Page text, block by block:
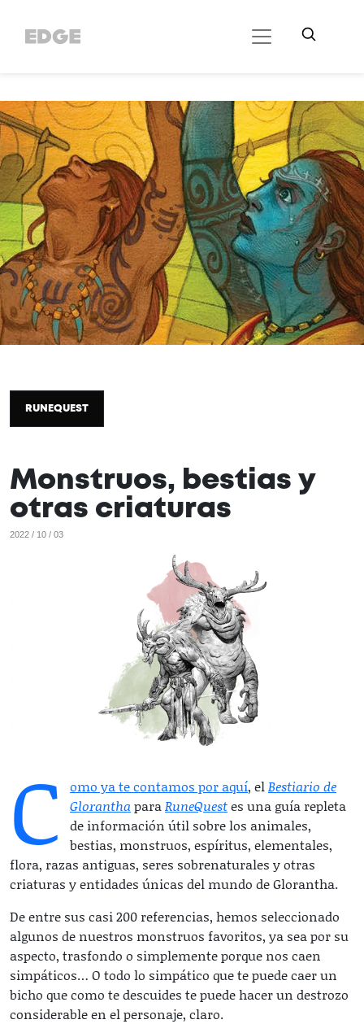
RUNEQUEST
Monstruos, bestias y
otras criaturas
2022 / 10 / 03
C omo ya te contamos por aquí, elBestiario de
Glorantha paraRuneQuestes una guía repleta
de información útil sobre los animales,
bestias, monstruos, espíritus, elementales,
flora, razas antiguas, seres sobrenaturales y otras
criaturas y entidades únicas del mundo de Glorantha.
De entre sus casi 200 referencias, hemos seleccionado
algunos de nuestros monstruos favoritos, ya sea por su
aspecto, trasfondo o simplemente porque nos caen
simpáticos… O todo lo simpático que te puede caer un
bicho que como te descuides te puede hacer un destrozo
considerable en el personaje, claro.